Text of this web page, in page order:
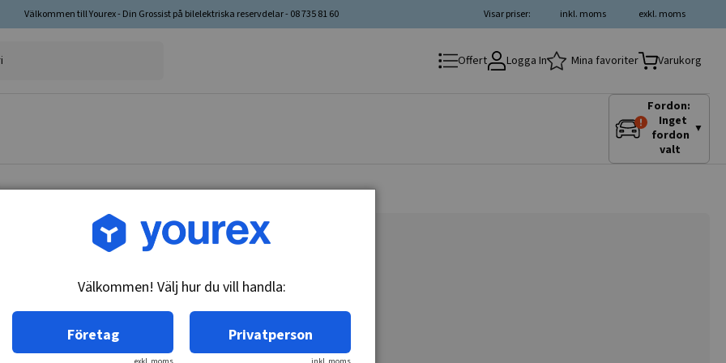
Välkommen till Yourex - Din Grossist på bilelektriska reservdelar - 08 735 81 60 exkl. moms
inkl. moms
Visar priser:
Offert Logga In Mina favoriter Varukorg
Fordon:
Inget
fordon
valt
▼
Artikelnr: Y-678
Välkommen! Välj hur du vill handla:
Företag Privatperson